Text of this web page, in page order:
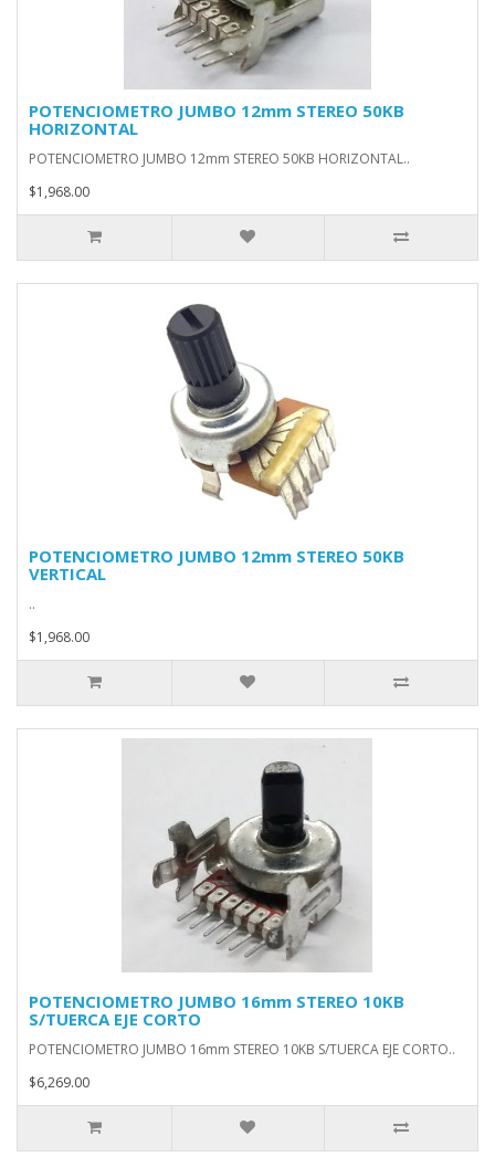
POTENCIOMETRO JUMBO 12mm STEREO 50KB
HORIZONTAL
POTENCIOMETRO JUMBO 12mm STEREO 50KB HORIZONTAL..
$1,968.00
POTENCIOMETRO JUMBO 12mm STEREO 50KB
VERTICAL
..
$1,968.00
POTENCIOMETRO JUMBO 16mm STEREO 10KB
S/TUERCA EJE CORTO
POTENCIOMETRO JUMBO 16mm STEREO 10KB S/TUERCA EJE CORTO..
$6,269.00